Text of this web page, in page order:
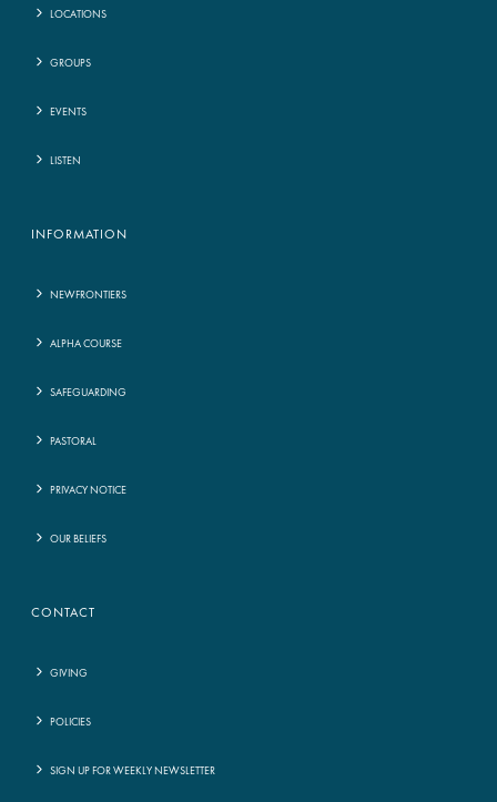
LOCATIONS
GROUPS
EVENTS
LISTEN
INFORMATION
NEWFRONTIERS
ALPHA COURSE
SAFEGUARDING
PASTORAL
PRIVACY NOTICE
OUR BELIEFS
CONTACT
GIVING
POLICIES
SIGN UP FOR WEEKLY NEWSLETTER